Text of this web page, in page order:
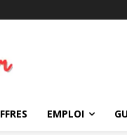
EMPLOI